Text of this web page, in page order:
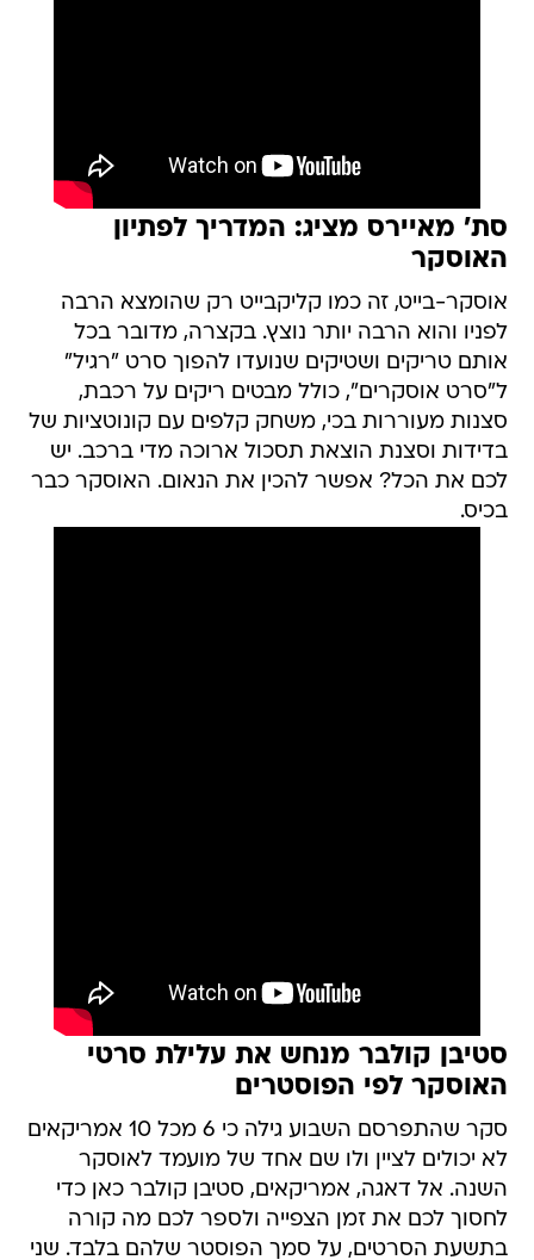
סת' מאיירס מציג: המדריך לפתיון
האוסקר
אוסקר-בייט, זה כמו קליקבייט רק שהומצא הרבה
לפניו והוא הרבה יותר נוצץ. בקצרה, מדובר בכל
אותם טריקים ושטיקים שנועדו להפוך סרט "רגיל"
ל"סרט אוסקרים", כולל מבטים ריקים על רכבת,
סצנות מעוררות בכי, משחק קלפים עם קונוטציות של
בדידות וסצנת הוצאת תסכול ארוכה מדי ברכב. יש
לכם את הכל? אפשר להכין את הנאום. האוסקר כבר
בכיס.
סטיבן קולבר מנחש את עלילת סרטי
האוסקר לפי הפוסטרים
סקר שהתפרסם השבוע גילה כי 6 מכל 10 אמריקאים
לא יכולים לציין ולו שם אחד של מועמד לאוסקר
השנה. אל דאגה, אמריקאים, סטיבן קולבר כאן כדי
לחסוך לכם את זמן הצפייה ולספר לכם מה קורה
בתשעת הסרטים, על סמך הפוסטר שלהם בלבד. שני